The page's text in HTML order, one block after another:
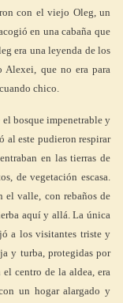
con el viejo Oleg, un
en una cabaña que
era una leyenda de los
Alexei, que no era para
chico.
bosque impenetrable y
al este pudieron respirar
en las tierras de
de vegetación escasa.
el valle, con rebaños de
aquí y allá. La única
a los visitantes triste y
y turba, protegidas por
centro de la aldea, era
un hogar alargado y